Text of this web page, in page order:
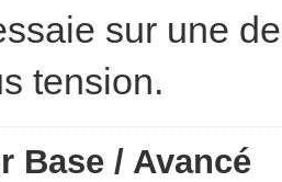
adapter
sur une
tension.
Base / Avancé